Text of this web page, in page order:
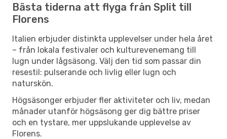
Bästa tiderna att flyga från Split till
Florens
Italien erbjuder distinkta upplevelser under hela året
– från lokala festivaler och kulturevenemang till
lugn under lågsäsong. Välj den tid som passar din
resestil: pulserande och livlig eller lugn och
naturskön.
Högsäsonger erbjuder fler aktiviteter och liv, medan
månader utanför högsäsong ger dig bättre priser
och en tystare, mer uppslukande upplevelse av
Florens.